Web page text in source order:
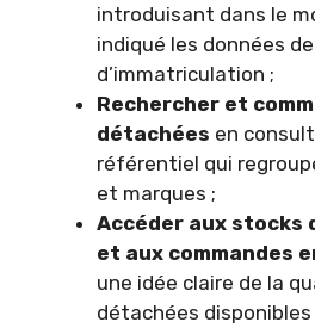
introduisant dans le
indiqué les données
d’immatriculation ;
Rechercher et
détachées en
référentiel qui
et marques ;
Accéder aux
et aux commandes
une idée claire de la
détachées disponibles